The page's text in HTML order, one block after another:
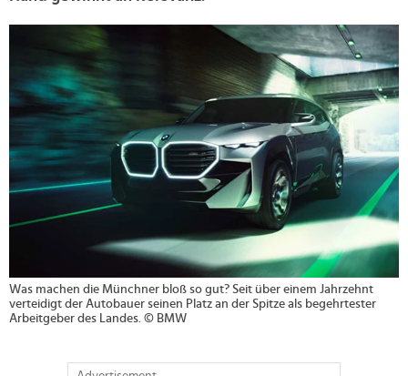
Was machen die Münchner bloß so gut? Seit über einem Jahrzehnt
verteidigt der Autobauer seinen Platz an der Spitze als begehrtester
Arbeitgeber des Landes. © BMW